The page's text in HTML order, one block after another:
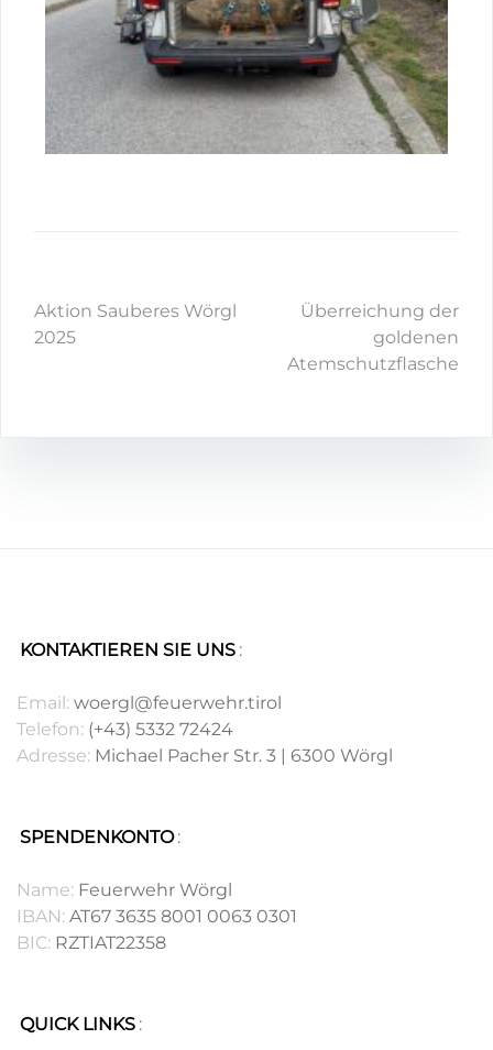
Aktion Sauberes Wörgl
2025
Überreichung der
goldenen
Atemschutzflasche
KONTAKTIEREN SIE UNS :
Email: woergl@feuerwehr.tirol
Telefon: (+43) 5332 72424
Adresse: Michael Pacher Str. 3 | 6300 Wörgl
SPENDENKONTO :
Name: Feuerwehr Wörgl
IBAN: AT67 3635 8001 0063 0301
BIC: RZTIAT22358
QUICK LINKS :